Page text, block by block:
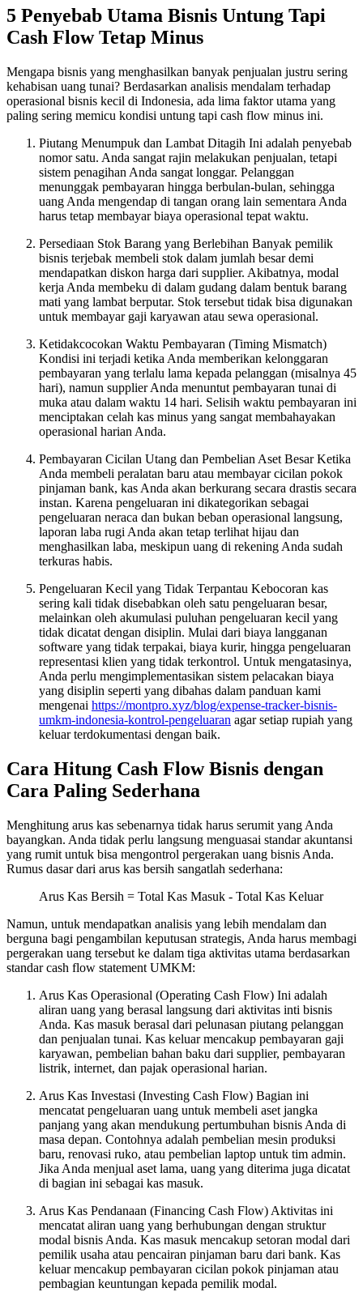
5 Penyebab Utama Bisnis Untung Tapi
Cash Flow Tetap Minus
Mengapa bisnis yang menghasilkan banyak penjualan justru sering
kehabisan uang tunai? Berdasarkan analisis mendalam terhadap
operasional bisnis kecil di Indonesia, ada lima faktor utama yang
paling sering memicu kondisi untung tapi cash flow minus ini.
Piutang Menumpuk dan Lambat Ditagih Ini adalah penyebab
nomor satu. Anda sangat rajin melakukan penjualan, tetapi
sistem penagihan Anda sangat longgar. Pelanggan
menunggak pembayaran hingga berbulan-bulan, sehingga
uang Anda mengendap di tangan orang lain sementara Anda
harus tetap membayar biaya operasional tepat waktu.
Persediaan Stok Barang yang Berlebihan Banyak pemilik
bisnis terjebak membeli stok dalam jumlah besar demi
mendapatkan diskon harga dari supplier. Akibatnya, modal
kerja Anda membeku di dalam gudang dalam bentuk barang
mati yang lambat berputar. Stok tersebut tidak bisa digunakan
untuk membayar gaji karyawan atau sewa operasional.
Ketidakcocokan Waktu Pembayaran (Timing Mismatch)
Kondisi ini terjadi ketika Anda memberikan kelonggaran
pembayaran yang terlalu lama kepada pelanggan (misalnya 45
hari), namun supplier Anda menuntut pembayaran tunai di
muka atau dalam waktu 14 hari. Selisih waktu pembayaran ini
menciptakan celah kas minus yang sangat membahayakan
operasional harian Anda.
Pembayaran Cicilan Utang dan Pembelian Aset Besar Ketika
Anda membeli peralatan baru atau membayar cicilan pokok
pinjaman bank, kas Anda akan berkurang secara drastis secara
instan. Karena pengeluaran ini dikategorikan sebagai
pengeluaran neraca dan bukan beban operasional langsung,
laporan laba rugi Anda akan tetap terlihat hijau dan
menghasilkan laba, meskipun uang di rekening Anda sudah
terkuras habis.
Pengeluaran Kecil yang Tidak Terpantau Kebocoran kas
sering kali tidak disebabkan oleh satu pengeluaran besar,
melainkan oleh akumulasi puluhan pengeluaran kecil yang
tidak dicatat dengan disiplin. Mulai dari biaya langganan
software yang tidak terpakai, biaya kurir, hingga pengeluaran
representasi klien yang tidak terkontrol. Untuk mengatasinya,
Anda perlu mengimplementasikan sistem pelacakan biaya
yang disiplin seperti yang dibahas dalam panduan kami
mengenai https://montpro.xyz/blog/expense-tracker-bisnis-
umkm-indonesia-kontrol-pengeluaran agar setiap rupiah yang
keluar terdokumentasi dengan baik.
Cara Hitung Cash Flow Bisnis dengan
Cara Paling Sederhana
Menghitung arus kas sebenarnya tidak harus serumit yang Anda
bayangkan. Anda tidak perlu langsung menguasai standar akuntansi
yang rumit untuk bisa mengontrol pergerakan uang bisnis Anda.
Rumus dasar dari arus kas bersih sangatlah sederhana:
Arus Kas Bersih = Total Kas Masuk - Total Kas Keluar
Namun, untuk mendapatkan analisis yang lebih mendalam dan
berguna bagi pengambilan keputusan strategis, Anda harus membagi
pergerakan uang tersebut ke dalam tiga aktivitas utama berdasarkan
standar cash flow statement UMKM:
Arus Kas Operasional (Operating Cash Flow) Ini adalah
aliran uang yang berasal langsung dari aktivitas inti bisnis
Anda. Kas masuk berasal dari pelunasan piutang pelanggan
dan penjualan tunai. Kas keluar mencakup pembayaran gaji
karyawan, pembelian bahan baku dari supplier, pembayaran
listrik, internet, dan pajak operasional harian.
Arus Kas Investasi (Investing Cash Flow) Bagian ini
mencatat pengeluaran uang untuk membeli aset jangka
panjang yang akan mendukung pertumbuhan bisnis Anda di
masa depan. Contohnya adalah pembelian mesin produksi
baru, renovasi ruko, atau pembelian laptop untuk tim admin.
Jika Anda menjual aset lama, uang yang diterima juga dicatat
di bagian ini sebagai kas masuk.
Arus Kas Pendanaan (Financing Cash Flow) Aktivitas ini
mencatat aliran uang yang berhubungan dengan struktur
modal bisnis Anda. Kas masuk mencakup setoran modal dari
pemilik usaha atau pencairan pinjaman baru dari bank. Kas
keluar mencakup pembayaran cicilan pokok pinjaman atau
pembagian keuntungan kepada pemilik modal.